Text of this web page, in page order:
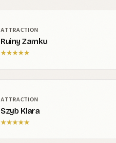
ATTRACTION
Ruiny Zamku
★★★★★
ATTRACTION
Szyb Klara
★★★★★